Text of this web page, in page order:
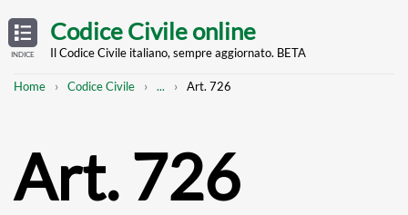
TABLE
OF
CONTENTS
INDICE
main
Codice Civile online
Il Codice Civile italiano, sempre aggiornato. BETA
Breadcrumb
Home Codice Civile
Mostra
... Art. 726
Art. 726